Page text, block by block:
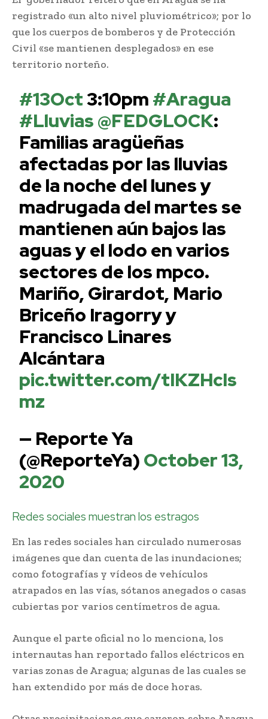
registrado «un alto nivel pluviométrico»; por lo
que los cuerpos de bomberos y de Protección
Civil «se mantienen desplegados» en ese
territorio norteño.
#13Oct3:10pm #Aragua
#Lluvias @FEDGLOCK:
Familias aragüeñas
afectadas por las lluvias
de la noche del lunes y
madrugada del martes se
mantienen aún bajos las
aguas y el lodo en varios
sectores de los mpco.
Mariño, Girardot, Mario
Briceño Iragorry y
Francisco Linares
Alcántara
pic.twitter.com/tIKZHcIs
mz
— Reporte Ya
(@ReporteYa) October 13,
2020
Redes sociales muestran los estragos
En las redes sociales han circulado numerosas
imágenes que dan cuenta de las inundaciones;
como fotografías y vídeos de vehículos
atrapados en las vías, sótanos anegados o casas
cubiertas por varios centímetros de agua.
Aunque el parte oficial no lo menciona, los
internautas han reportado fallos eléctricos en
varias zonas de Aragua; algunas de las cuales se
han extendido por más de doce horas.